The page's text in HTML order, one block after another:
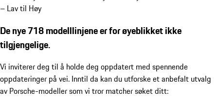
– Lav til Høy
De nye 718 modelllinjene er for øyeblikket ikke
tilgjengelige.
Vi inviterer deg til å holde deg oppdatert med spennende
oppdateringer på vei. Inntil da kan du utforske et anbefalt utvalg
av Porsche-modeller som vi tror matcher søket ditt: